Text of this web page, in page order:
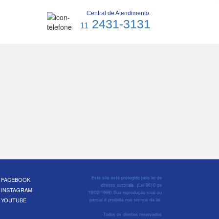
Central de Atendimento:
11 2431-3131
FACEBOOK
INSTAGRAM
YOUTUBE
Este site está protegido pela lei de
direitos autoriais. (Lei 9610 de
19/02/1998) Sua reprodução total ou
parcial é proibida nos termos da lei.
Todos os direitos reservados